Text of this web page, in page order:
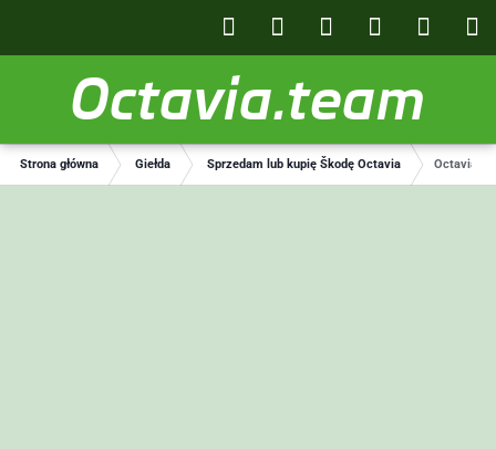
Octavia.team
Strona główna Giełda Sprzedam lub kupię Škodę Octavia Octavia III